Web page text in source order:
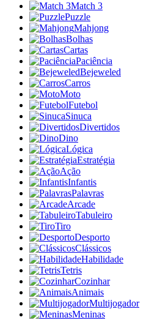
Match 3
Puzzle
Mahjong
Bolhas
Cartas
Paciência
Bejeweled
Carros
Moto
Futebol
Sinuca
Divertidos
Dino
Lógica
Estratégia
Ação
Infantis
Palavras
Arcade
Tabuleiro
Tiro
Desporto
Clássicos
Habilidade
Tetris
Cozinhar
Animais
Multijogador
Meninas